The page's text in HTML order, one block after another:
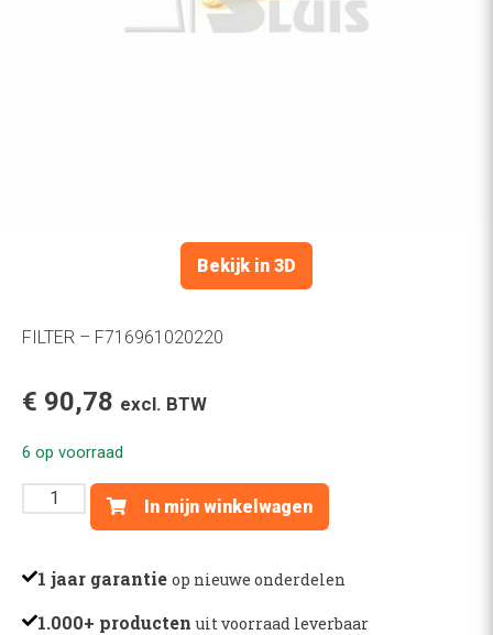
Bekijk in 3D
FILTER – F716961020220
€ 90,78 excl. BTW
6 op voorraad
FILTER
-
aantal
In mijn winkelwagen
1 jaar garantie op nieuwe onderdelen
1.000+ producten uit voorraad leverbaar